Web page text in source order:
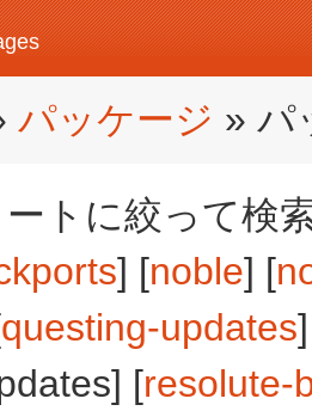
パッケージ » パ
トに絞って検
] [noble] [
questing-updates
[resolute-